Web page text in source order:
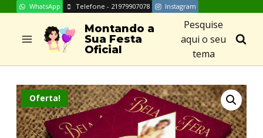
Skip
content
WhatsApp Telefone - 21979907078 Instagram
Montando a
Sua Festa
Oficial
Pesquise
aqui o seu
tema
Oferta!